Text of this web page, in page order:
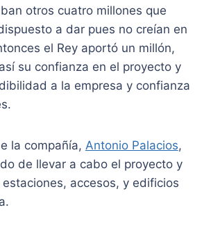
otros cuatro millones que
a dar pues no creían en
el Rey aportó un millón,
su confianza en el proyecto y
a la empresa y confianza
la compañía, Antonio Palacios,
de llevar a cabo el proyecto y
accesos, y edificios